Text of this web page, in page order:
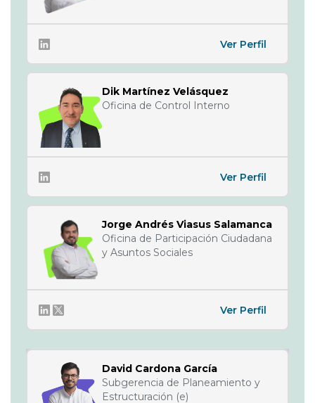
Ver Perfil
Dik Martínez Velásquez
Oficina de Control Interno
Ver Perfil
Jorge Andrés Viasus Salamanca
Oficina de Participación Ciudadana
y Asuntos Sociales
Ver Perfil
David Cardona García
Subgerencia de Planeamiento y
Estructuración (e)